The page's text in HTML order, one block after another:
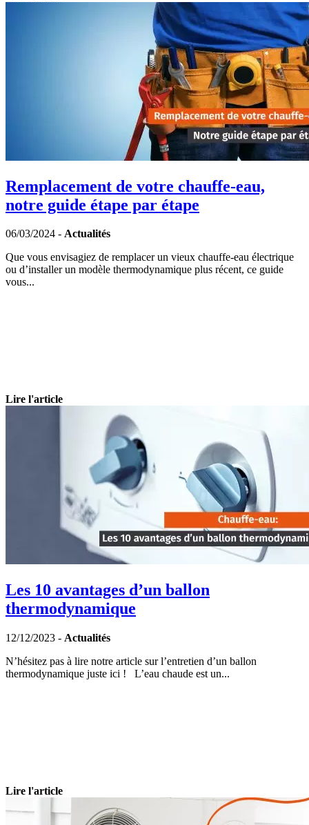
Remplacement de votre chauffe-eau,
notre guide étape par étape
06/03/2024 - Actualités
Que vous envisagiez de remplacer un vieux chauffe-eau électrique
ou d’installer un modèle thermodynamique plus récent, ce guide
vous...
Lire l'article
Les 10 avantages d’un ballon
thermodynamique
12/12/2023 - Actualités
N’hésitez pas à lire notre article sur l’entretien d’un ballon
thermodynamique juste ici ! L’eau chaude est un...
Lire l'article